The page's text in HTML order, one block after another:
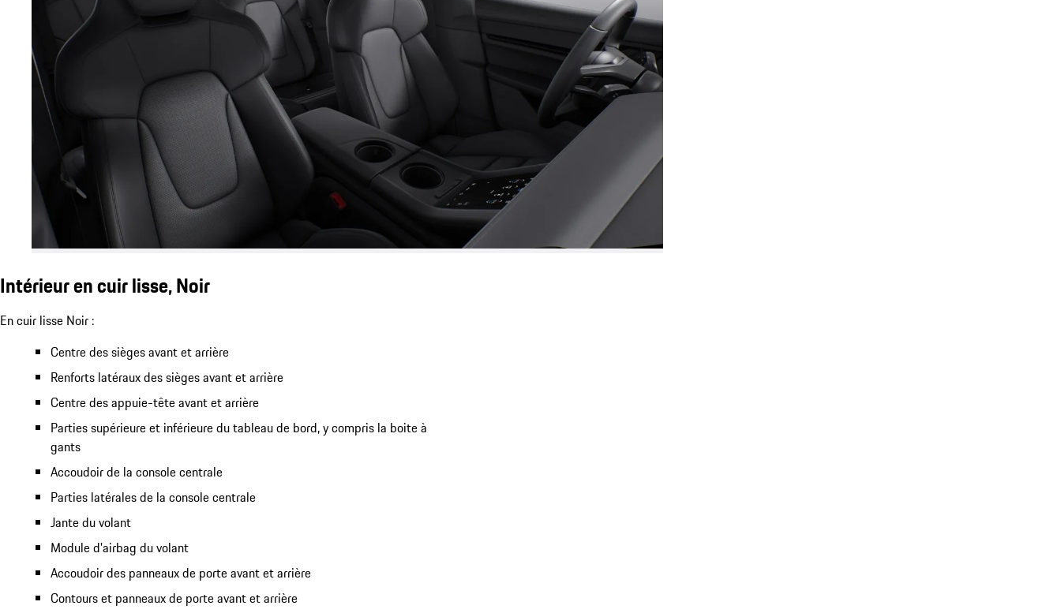
Intérieur en cuir lisse, Noir
En cuir lisse Noir :
Centre des sièges avant et arrière
Renforts latéraux des sièges avant et arrière
Centre des appuie-tête avant et arrière
Parties supérieure et inférieure du tableau de bord, y compris la boite à
gants
Accoudoir de la console centrale
Parties latérales de la console centrale
Jante du volant
Module d'airbag du volant
Accoudoir des panneaux de porte avant et arrière
Contours et panneaux de porte avant et arrière